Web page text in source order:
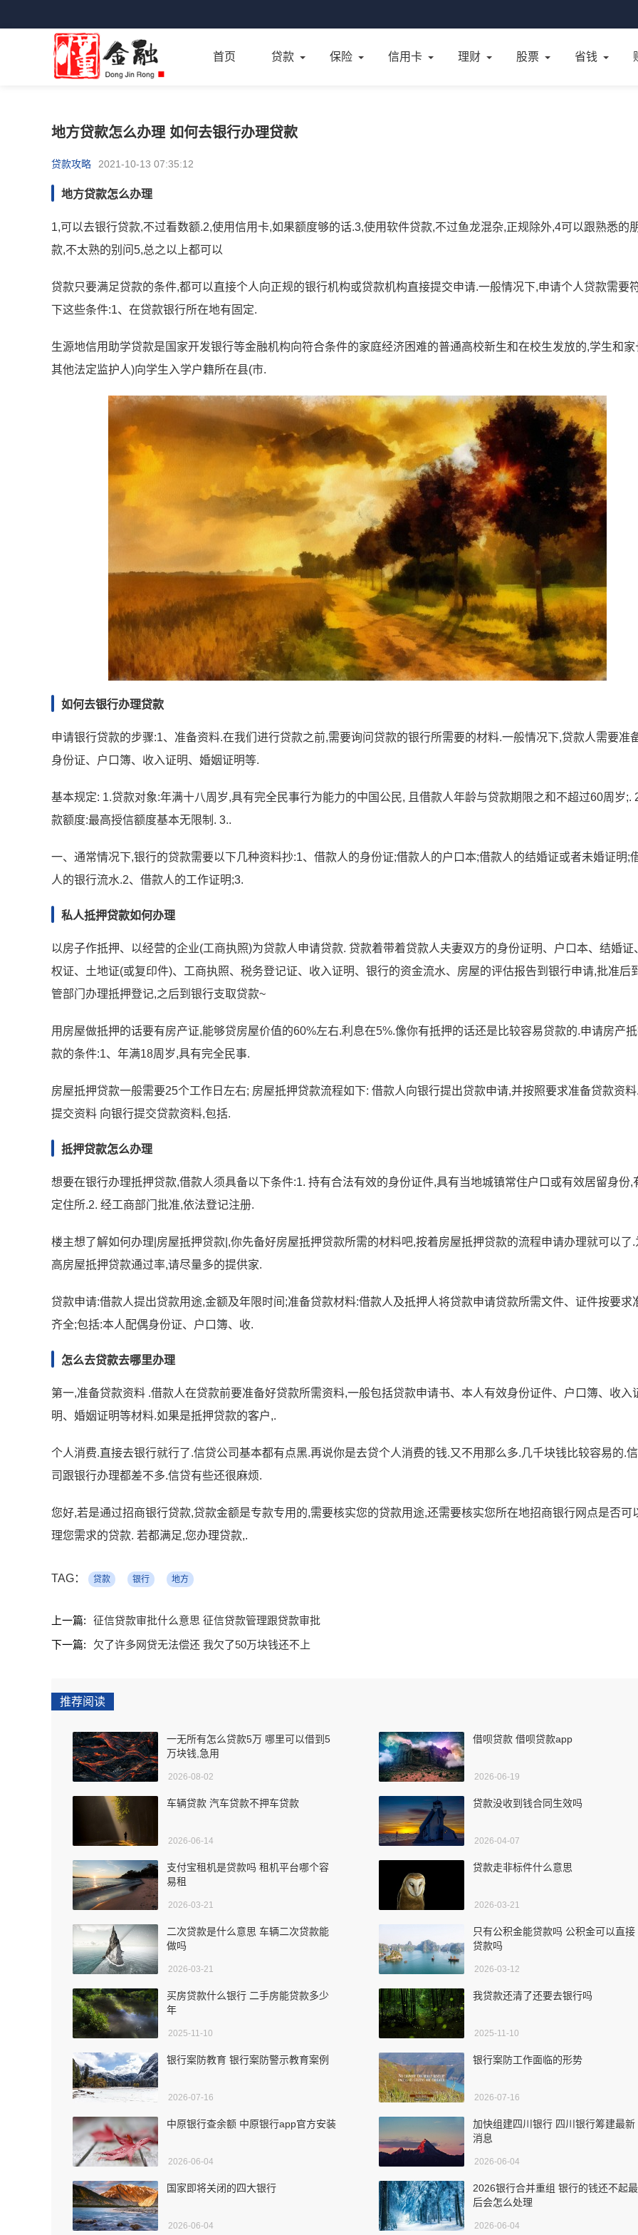
首页 贷款 保险 信用卡 理财 股票 省钱
地方贷款怎么办理 如何去银行办理贷款
贷款攻略 2021-10-13 07:35:12
地方贷款怎么办理
1,可以去银行贷款,不过看数额.2,使用信用卡,如果额度够的话.3,使用软件贷款,不过鱼龙混杂,正规除外,4可以跟熟悉的
款,不太熟的别问5,总之以上都可以
贷款只要满足贷款的条件,都可以直接个人向正规的银行机构或贷款机构直接提交申请.一般情况下,申请个人贷款需要
下这些条件:1、在贷款银行所在地有固定.
生源地信用助学贷款是国家开发银行等金融机构向符合条件的家庭经济困难的普通高校新生和在校生发放的,学生和家
其他法定监护人)向学生入学户籍所在县(市.
如何去银行办理贷款
申请银行贷款的步骤:1、准备资料.在我们进行贷款之前,需要询问贷款的银行所需要的材料.一般情况下,贷款人需要准
身份证、户口簿、收入证明、婚姻证明等.
基本规定: 1.贷款对象:年满十八周岁,具有完全民事行为能力的中国公民, 且借款人年龄与贷款期限之和不超过60周岁;.
款额度:最高授信额度基本无限制. 3..
一、通常情况下,银行的贷款需要以下几种资料抄:1、借款人的身份证;借款人的户口本;借款人的结婚证或者未婚证明;
人的银行流水.2、借款人的工作证明;3.
私人抵押贷款如何办理
以房子作抵押、以经营的企业(工商执照)为贷款人申请贷款. 贷款着带着贷款人夫妻双方的身份证明、户口本、结婚证
权证、土地证(或复印件)、工商执照、税务登记证、收入证明、银行的资金流水、房屋的评估报告到银行申请,批准后
管部门办理抵押登记,之后到银行支取贷款~
用房屋做抵押的话要有房产证,能够贷房屋价值的60%左右.利息在5%.像你有抵押的话还是比较容易贷款的.申请房产
款的条件:1、年满18周岁,具有完全民事.
房屋抵押贷款一般需要25个工作日左右; 房屋抵押贷款流程如下: 借款人向银行提出贷款申请,并按照要求准备贷款资料.
提交资料 向银行提交贷款资料,包括.
抵押贷款怎么办理
想要在银行办理抵押贷款,借款人须具备以下条件:1. 持有合法有效的身份证件,具有当地城镇常住户口或有效居留身份,
定住所.2. 经工商部门批准,依法登记注册.
楼主想了解如何办理|房屋抵押贷款|,你先备好房屋抵押贷款所需的材料吧,按着房屋抵押贷款的流程申请办理就可以了.
高房屋抵押贷款通过率,请尽量多的提供家.
贷款申请:借款人提出贷款用途,金额及年限时间;准备贷款材料:借款人及抵押人将贷款申请贷款所需文件、证件按要求
齐全;包括:本人配偶身份证、户口簿、收.
怎么去贷款去哪里办理
第一,准备贷款资料 .借款人在贷款前要准备好贷款所需资料,一般包括贷款申请书、本人有效身份证件、户口簿、收入
明、婚姻证明等材料.如果是抵押贷款的客户,.
个人消费.直接去银行就行了.信贷公司基本都有点黑.再说你是去贷个人消费的钱.又不用那么多.几千块钱比较容易的.
司跟银行办理都差不多.信贷有些还很麻烦.
您好,若是通过招商银行贷款,贷款金额是专款专用的,需要核实您的贷款用途,还需要核实您所在地招商银行网点是否可
理您需求的贷款. 若都满足,您办理贷款,.
TAG： 贷款 银行 地方
上一篇:
征信贷款审批什么意思 征信贷款管理跟贷款审批
下一篇:
欠了许多网贷无法偿还 我欠了50万块钱还不上
推荐阅读
一无所有怎么贷款5万 哪里可以借到5
万块钱,急用
2026-08-02
借呗贷款 借呗贷款app
2026-06-19
车辆贷款 汽车贷款不押车贷款
2026-06-14
贷款没收到钱合同生效吗
2026-04-07
支付宝租机是贷款吗 租机平台哪个容
易租
2026-03-21
贷款走非标件什么意思
2026-03-21
二次贷款是什么意思 车辆二次贷款能
做吗
2026-03-21
只有公积金能贷款吗 公积金可以直接
贷款吗
2026-03-12
买房贷款什么银行 二手房能贷款多少
年
2025-11-10
我贷款还清了还要去银行吗
2025-11-10
银行案防教育 银行案防警示教育案例
2026-07-16
银行案防工作面临的形势
2026-07-16
中原银行查余额 中原银行app官方安装
2026-06-04
加快组建四川银行 四川银行筹建最新
消息
2026-06-04
国家即将关闭的四大银行
2026-06-04
2026银行合并重组 银行的钱还不起最
后会怎么处理
2026-06-04